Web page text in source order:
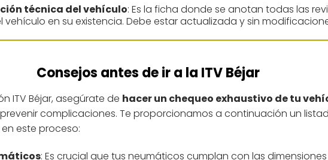
técnica del vehículo: Es la ficha donde se anotan todas las
vehículo en su existencia. Debe estar actualizada y sin
Consejos antes de ir a la ITV Béjar
ITV Béjar, asegúrate de hacer un chequeo exhaustivo de tu
complicaciones. Te proporcionamos a continuación un
este proceso:
: Es crucial que tus neumáticos cumplan con las